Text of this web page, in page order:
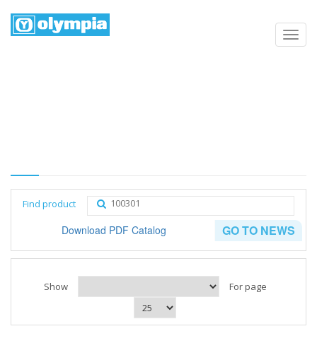
Find product
GO TO NEWS
Download PDF Catalog
Show For page